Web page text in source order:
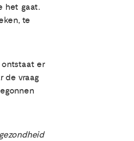
het gaat.
te
ontstaat er
de vraag